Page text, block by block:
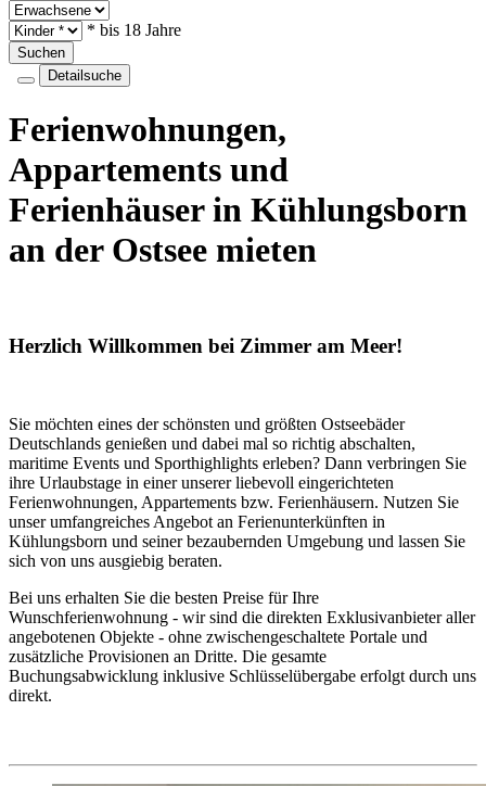
* bis 18 Jahre
Suchen
Detailsuche
Ferienwohnungen,
Appartements und
Ferienhäuser in Kühlungsborn
an der Ostsee mieten
Herzlich Willkommen bei Zimmer am Meer!
Sie möchten eines der schönsten und größten Ostseebäder
Deutschlands genießen und dabei mal so richtig abschalten,
maritime Events und Sporthighlights erleben? Dann verbringen Sie
ihre Urlaubstage in einer unserer liebevoll eingerichteten
Ferienwohnungen, Appartements bzw. Ferienhäusern. Nutzen Sie
unser umfangreiches Angebot an Ferienunterkünften in
Kühlungsborn und seiner bezaubernden Umgebung und lassen Sie
sich von uns ausgiebig beraten.
Bei uns erhalten Sie die besten Preise für Ihre
Wunschferienwohnung - wir sind die direkten Exklusivanbieter aller
angebotenen Objekte - ohne zwischengeschaltete Portale und
zusätzliche Provisionen an Dritte. Die gesamte
Buchungsabwicklung inklusive Schlüsselübergabe erfolgt durch uns
direkt.